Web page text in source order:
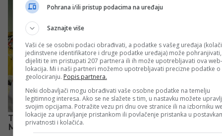
Pohrana i/ili pristup podacima na uređaju
Saznajte više
Vaši će se osobni podaci obrađivati, a podatke s vašeg uređaja
jedinstvene identifikatore i druge podatke uređaja) može pohranjivati,
dijeliti te im pristupati 207 partnera ili ih može upotrebljavati ova web-
lokacija. Mi i naši partneri možemo upotrebljavati precizne podatke o
geolociranju. Popis partnera.
Neki dobavljači mogu obrađivati vaše osobne podatke na temelju
legitimnog interesa. Ako se ne slažete s tim, u nastavku možete
svojim opcijama. Potražite vezu pri dnu ove stranice ili na izborniku
lokacije za upravljanje pristankom ili povlačenje pristanka u
privatnosti i kolačića.